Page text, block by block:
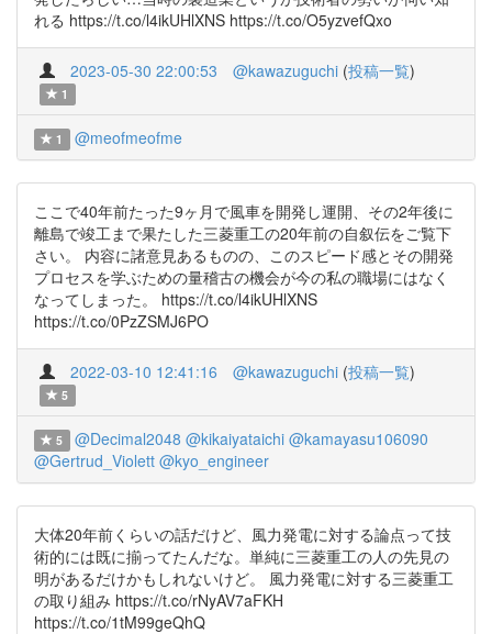
れる https://t.co/l4ikUHlXNS https://t.co/O5yzvefQxo
2023-05-30 22:00:53 @kawazuguchi (投稿一覧)
1
1 @meofmeofme
ここで40年前たった9ヶ月で風車を開発し運開、その2年後に
離島で竣工まで果たした三菱重工の20年前の自叙伝をご覧下
さい。 内容に諸意見あるものの、このスピード感とその開発
プロセスを学ぶための量稽古の機会が今の私の職場にはなく
なってしまった。 https://t.co/l4ikUHlXNS
https://t.co/0PzZSMJ6PO
2022-03-10 12:41:16 @kawazuguchi (投稿一覧)
5
5 @Decimal2048 @kikaiyataichi @kamayasu106090
@Gertrud_Violett @kyo_engineer
大体20年前くらいの話だけど、風力発電に対する論点って技
術的には既に揃ってたんだな。単純に三菱重工の人の先見の
明があるだけかもしれないけど。 風力発電に対する三菱重工
の取り組み https://t.co/rNyAV7aFKH
https://t.co/1tM99geQhQ